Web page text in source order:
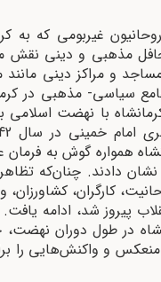
غیربومی که به
مذهبی و دینی نقش
مساجد و مراکز دینی
سیاسی- مذهبی در
با نهضت اسلامی
منطقه کرمانشاه همواره گوش
دادند. چنان‌که
کارگران،
شهرهای کشور تا روز 22 بهمن که انقلاب
در طول دوران نهضت،
و واکنش‌هایی را